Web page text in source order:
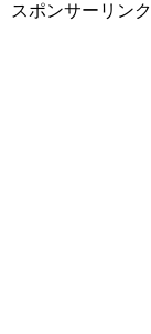
スポンサーリンク